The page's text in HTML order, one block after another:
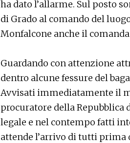
ha dato l’allarme. Sul posto
di Grado al comando del
Monfalcone anche il
Guardando con attenzione
dentro alcune fessure del
Avvisati immediatamente il
procuratore della Repubblica
legale e nel contempo fatti
attende l’arrivo di tutti prima